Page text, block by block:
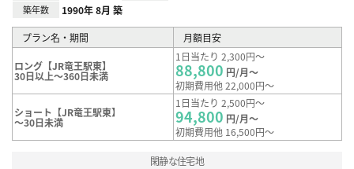
築年数 1990年 8月 築
プラン名・期間 月額目安
ロング【JR竜王駅東】
30日以上～360日未満
1日当たり 2,300円～
88,800 円/月～
初期費用他 22,000円～
ショート【JR竜王駅東】
～30日未満
1日当たり 2,500円～
94,800 円/月～
初期費用他 16,500円～
閑静な住宅地